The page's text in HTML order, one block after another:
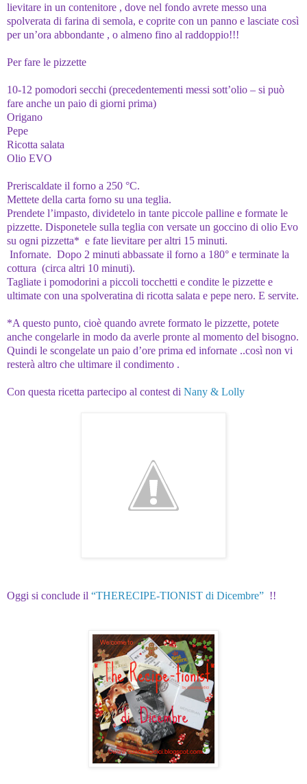
lievitare in un contenitore , dove nel fondo avrete messo una
spolverata di farina di semola, e coprite con un panno e lasciate così
per un’ora abbondante , o almeno fino al raddoppio!!!
Per fare le pizzette
10-12 pomodori secchi (precedentementi messi sott’olio – si può
fare anche un paio di giorni prima)
Origano
Pepe
Ricotta salata
Olio EVO
Preriscaldate il forno a 250 °C.
Mettete della carta forno su una teglia.
Prendete l’impasto, dividetelo in tante piccole palline e formate le
pizzette. Disponetele sulla teglia con versate un goccino di olio Evo
su ogni pizzetta* e fate lievitare per altri 15 minuti.
Infornate. Dopo 2 minuti abbassate il forno a 180° e terminate la
cottura (circa altri 10 minuti).
Tagliate i pomodorini a piccoli tocchetti e condite le pizzette e
ultimate con una spolveratina di ricotta salata e pepe nero. E servite.
*A questo punto, cioè quando avrete formato le pizzette, potete
anche congelarle in modo da averle pronte al momento del bisogno.
Quindi le scongelate un paio d’ore prima ed infornate ..così non vi
resterà altro che ultimare il condimento .
Con questa ricetta partecipo al contest di Nany & Lolly
Oggi si conclude il “THERECIPE-TIONIST di Dicembre” !!